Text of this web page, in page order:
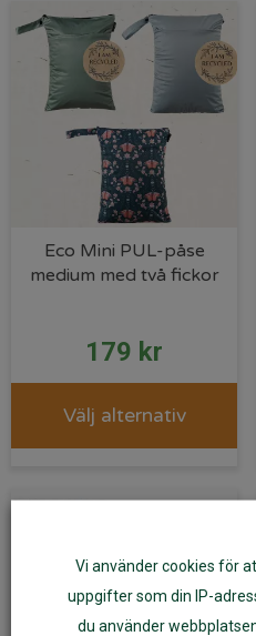
Eco Mini PUL-påse
medium med två fickor
179 kr
Välj alternativ
Vi använder cookies för
uppgifter som din IP-
du använder